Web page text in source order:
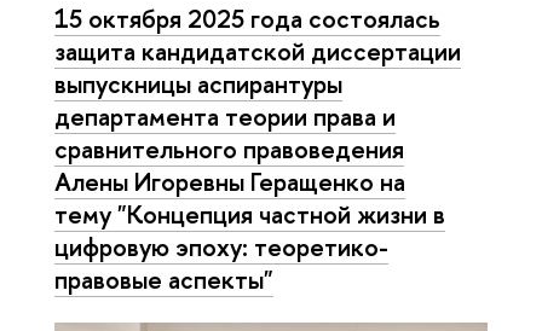
15 октября 2025 года состоялась
защита кандидатской диссертации
выпускницы аспирантуры
департамента теории права и
сравнительного правоведения
Алены Игоревны Геращенко на
тему "Концепция частной жизни в
цифровую эпоху: теоретико-
правовые аспекты"